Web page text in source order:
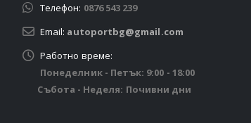
Телефон: 0876 543 239
Email: autoportbg@gmail.com
Работно време:
Понеделник - Петък: 9:00 - 18:00
Събота - Неделя: Почивни дни